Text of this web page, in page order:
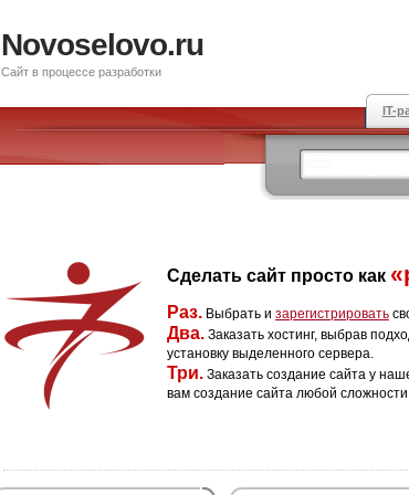
Novoselovo.ru
Сайт в процессе разработки
IT-
Сделать сайт просто как
Раз. Выбрать и зарегистрировать
Два. Заказать хостинг, выбрав
установку выделенного сервера.
Три. Заказать создание сайта у
вам создание сайта любой